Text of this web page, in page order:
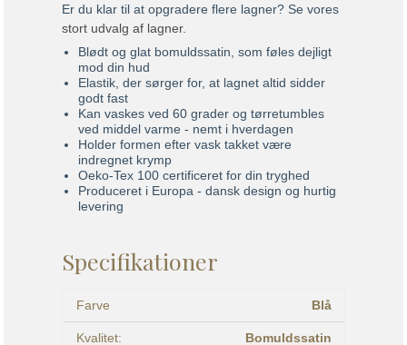
Er du klar til at opgradere flere lagner? Se vores
stort udvalg af lagner.
Blødt og glat bomuldssatin, som føles dejligt
mod din hud
Elastik, der sørger for, at lagnet altid sidder
godt fast
Kan vaskes ved 60 grader og tørretumbles
ved middel varme - nemt i hverdagen
Holder formen efter vask takket være
indregnet krymp
Oeko-Tex 100 certificeret for din tryghed
Produceret i Europa - dansk design og hurtig
levering
Specifikationer
Farve Blå
Kvalitet: Bomuldssatin